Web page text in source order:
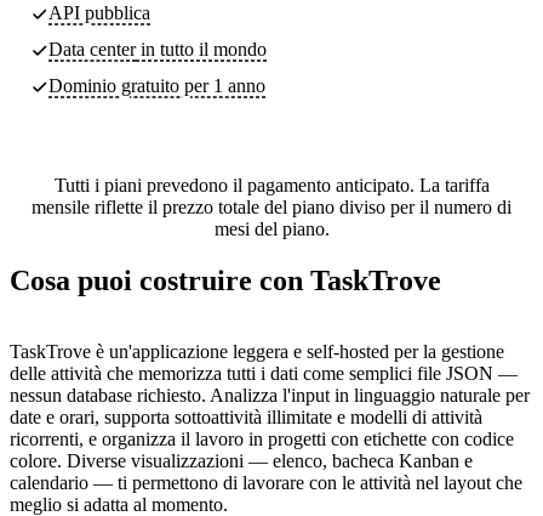
API pubblica
Data centerin tutto il mondo
Dominio gratuito per 1 anno
Tutti i piani prevedono il pagamento anticipato. La tariffa
mensile riflette il prezzo totale del piano diviso per il numero di
mesi del piano.
Cosa puoi costruire con TaskTrove
TaskTrove è un'applicazione leggera e self-hosted per la gestione
delle attività che memorizza tutti i dati come semplici file JSON —
nessun database richiesto. Analizza l'input in linguaggio naturale per
date e orari, supporta sottoattività illimitate e modelli di attività
ricorrenti, e organizza il lavoro in progetti con etichette con codice
colore. Diverse visualizzazioni — elenco, bacheca Kanban e
calendario — ti permettono di lavorare con le attività nel layout che
meglio si adatta al momento.